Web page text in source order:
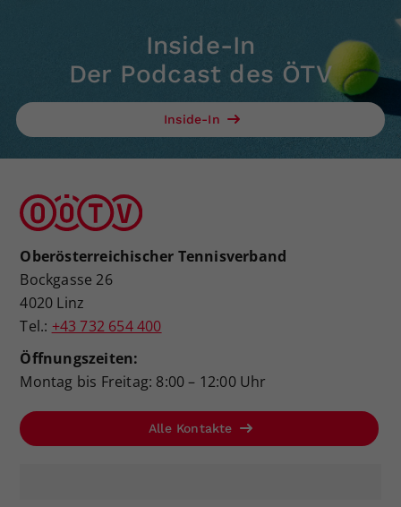
Inside-In
Der Podcast des ÖTV
Inside-In
Oberösterreichischer Tennisverband
Bockgasse 26
4020 Linz
Tel.: +43 732 654 400
Öffnungszeiten:
Montag bis Freitag: 8:00 – 12:00 Uhr
Alle Kontakte